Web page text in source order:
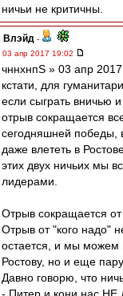
ничьи не критичны.
Влэйд -
03 апр 2017 19:02
чннхнпS » 03 апр
кстати, для
если сыграть вничью
отрыв сокращается
сегодняшней победы,
даже влететь в
этих двух ничьих мы
лидерами.
Отрыв сокращается
Отрыв от "кого надо"
остается, и мы можем
Ростову, но и еще
Давно говорю, что